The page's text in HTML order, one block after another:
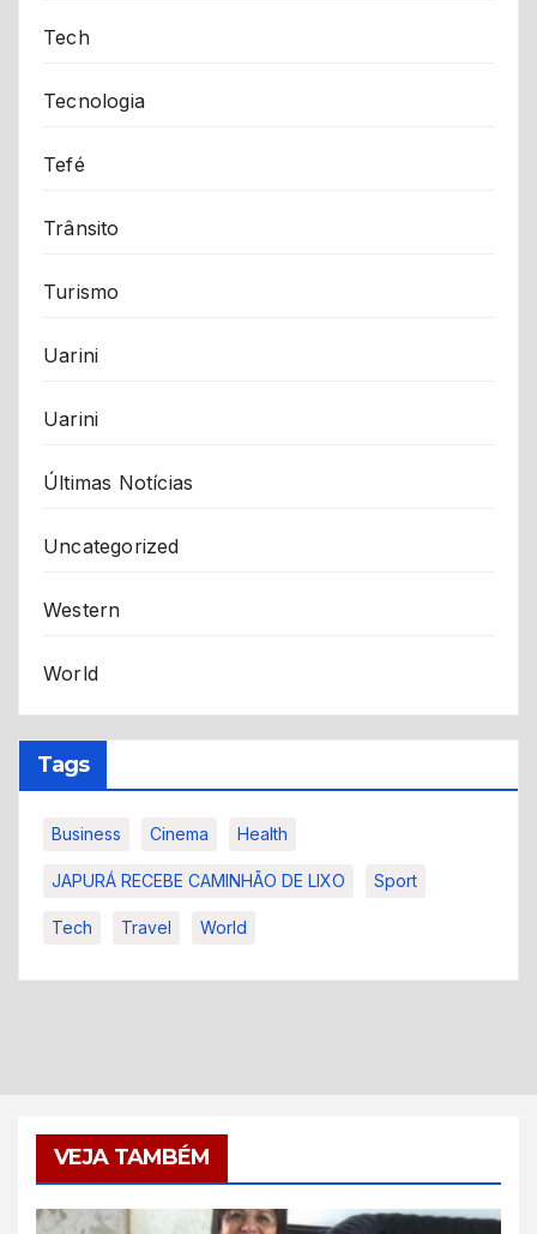
Tech
Tecnologia
Tefé
Trânsito
Turismo
Uarini
Uarini
Últimas Notícias
Uncategorized
Western
World
Tags
Business Cinema Health
JAPURÁ RECEBE CAMINHÃO DE LIXO Sport
Tech Travel World
VEJA TAMBÉM